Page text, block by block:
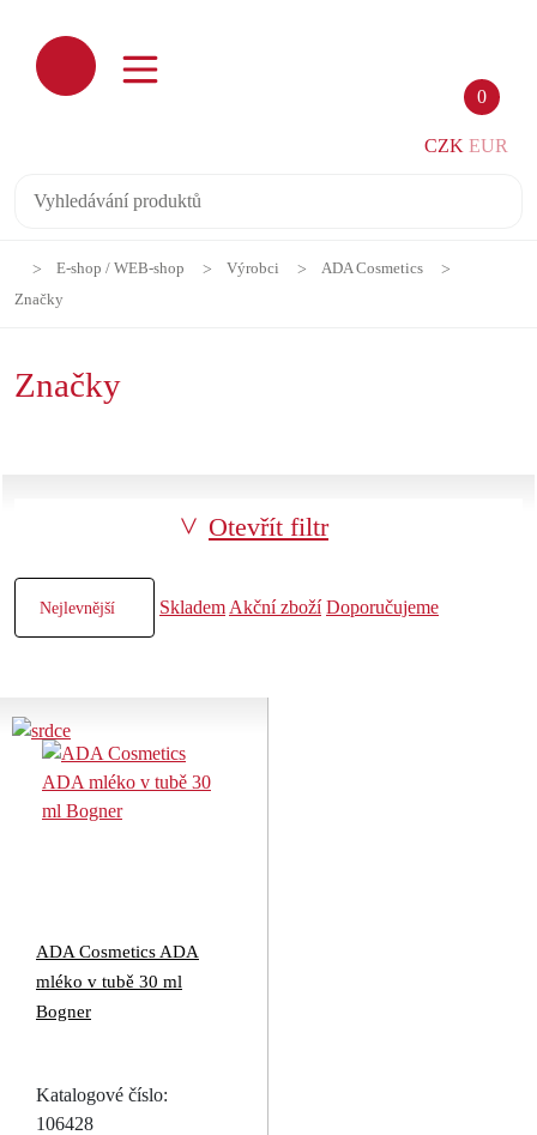
0
CZK EUR
E-shop / WEB-shop Výrobci
ADA Cosmetics
Značky
Značky
Otevřít filtr
Skladem Akční zboží Doporučujeme
ADA Cosmetics ADA
mléko v tubě 30 ml
Bogner
Katalogové číslo:
106428